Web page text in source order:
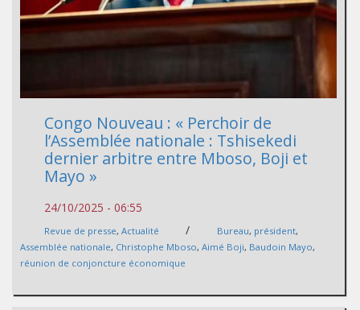
Congo Nouveau : « Perchoir de
l’Assemblée nationale : Tshisekedi
dernier arbitre entre Mboso, Boji et
Mayo »
24/10/2025 - 06:55
Revue de presse, Actualité / Bureau, président,
Assemblée nationale, Christophe Mboso, Aimé Boji, Baudoin Mayo,
réunion de conjoncture économique